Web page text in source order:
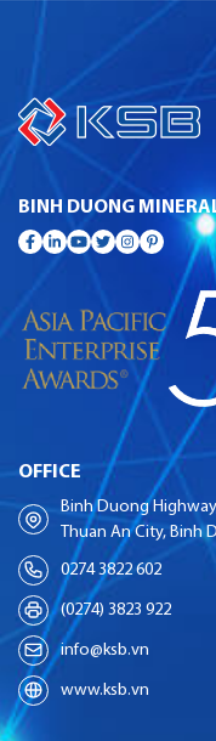
BINH DUONG
OFFICE
Binh Duong
Thuan An City, Binh
0274 3822 602
(0274) 3823 922
info@ksb.vn
www.ksb.vn